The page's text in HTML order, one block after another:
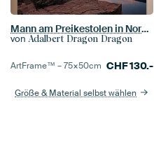
Mann am Preikestolen in Norwegen
von Adalbert Dragon Dragon
ArtFrame™ –75×50cm CHF130.-
Größe & Material selbst wählen